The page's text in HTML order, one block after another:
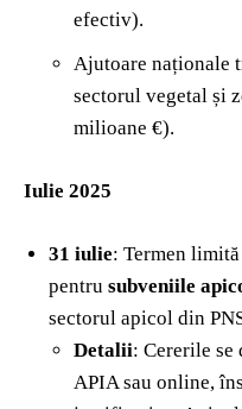
efectiv).
Ajutoare naționale
sectorul vegetal și
milioane €).
Iulie 2025
31 iulie: Termen
pentru subveniile
sectorul apicol din
Detalii: Cererile se
APIA sau online,